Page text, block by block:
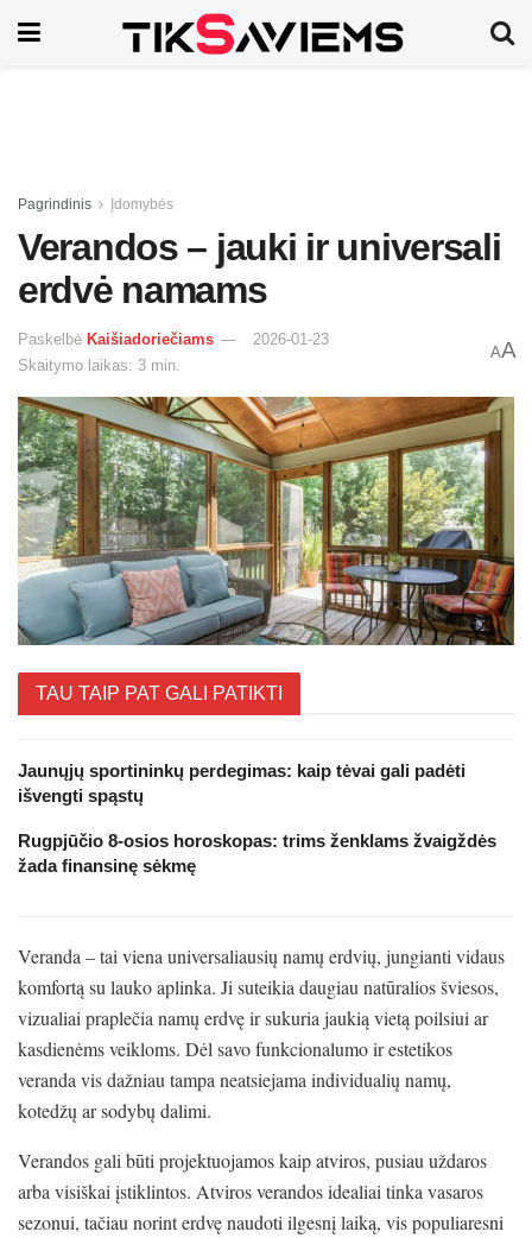
Pagrindinis Įdomybės
Verandos – jauki ir universali
erdvė namams
Paskelbė Kaišiadoriečiams
2026-01-23
Skaitymo laikas: 3 min.
AA
TAU TAIP PAT GALI PATIKTI
Jaunųjų sportininkų perdegimas: kaip tėvai gali padėti
išvengti spąstų
Rugpjūčio 8-osios horoskopas: trims ženklams žvaigždės
žada finansinę sėkmę
Veranda – tai viena universaliausių namų erdvių, jungianti vidaus
komfortą su lauko aplinka. Ji suteikia daugiau natūralios šviesos,
vizualiai praplečia namų erdvę ir sukuria jaukią vietą poilsiui ar
kasdienėms veikloms. Dėl savo funkcionalumo ir estetikos
veranda vis dažniau tampa neatsiejama individualių namų,
kotedžų ar sodybų dalimi.
Verandos gali būti projektuojamos kaip atviros, pusiau uždaros
arba visiškai įstiklintos. Atviros verandos idealiai tinka vasaros
sezonui, tačiau norint erdvę naudoti ilgesnį laiką, vis populiaresni